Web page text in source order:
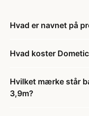
Hvad er navnet på
Hvad koster
Hvilket mærke står
3,9m?